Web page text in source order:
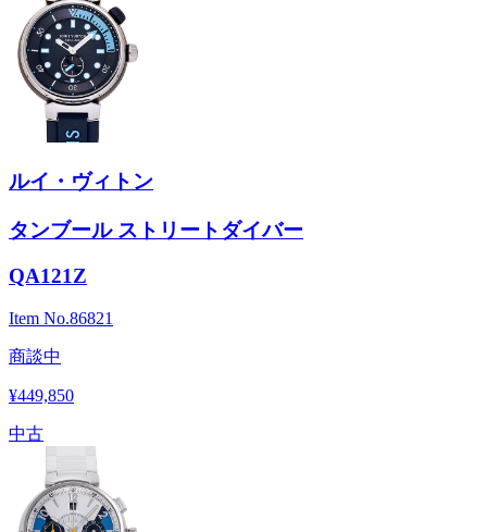
ルイ・ヴィトン
タンブール ストリートダイバー
QA121Z
Item No.86821
商談中
¥449,850
中古